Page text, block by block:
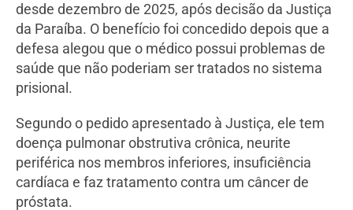
desde dezembro de 2025, após decisão da Justiça
da Paraíba. O benefício foi concedido depois que a
defesa alegou que o médico possui problemas de
saúde que não poderiam ser tratados no sistema
prisional.
Segundo o pedido apresentado à Justiça, ele tem
doença pulmonar obstrutiva crônica, neurite
periférica nos membros inferiores, insuficiência
cardíaca e faz tratamento contra um câncer de
próstata.